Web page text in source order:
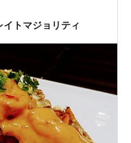
トマジョリティ